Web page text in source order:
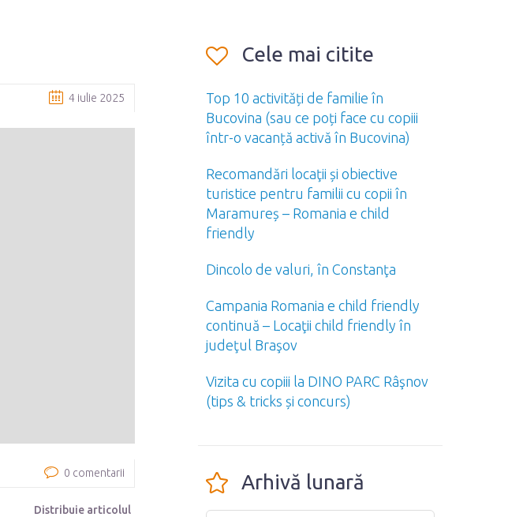
4 iulie 2025
0 comentarii
Distribuie articolul
Cele mai citite
Top 10 activități de familie în
Bucovina (sau ce poți face cu copiii
într-o vacanță activă în Bucovina)
Recomandări locaţii și obiective
turistice pentru familii cu copii în
Maramureș – Romania e child
friendly
Dincolo de valuri, în Constanţa
Campania Romania e child friendly
continuă – Locaţii child friendly în
judeţul Braşov
Vizita cu copiii la DINO PARC Râşnov
(tips & tricks și concurs)
Arhivă lunară